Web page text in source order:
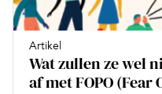
Artikel
Wat zullen ze wel
af met FOPO (Fear